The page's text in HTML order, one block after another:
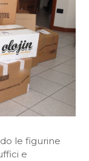
le figurine
e